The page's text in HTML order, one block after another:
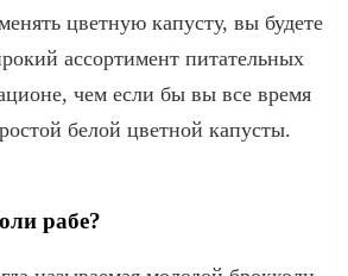
цветную капусту, вы будете
ассортимент питательных
чем если бы вы все время
белой цветной капусты.
рабе?